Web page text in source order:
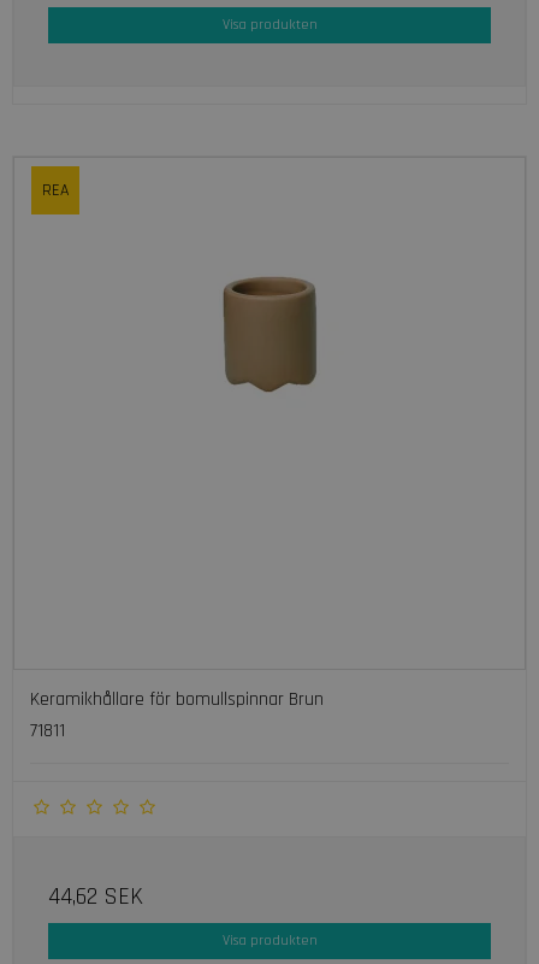
Visa produkten
REA
Keramikhållare för bomullspinnar Brun
71811
44,62 SEK
Visa produkten